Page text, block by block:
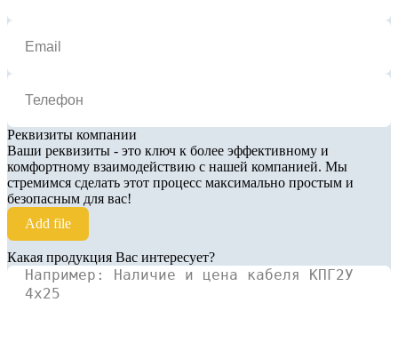
Реквизиты компании
Ваши реквизиты - это ключ к более эффективному и
комфортному взаимодействию с нашей компанией. Мы
стремимся сделать этот процесс максимально простым и
безопасным для вас!
Add file
Какая продукция Вас интересует?